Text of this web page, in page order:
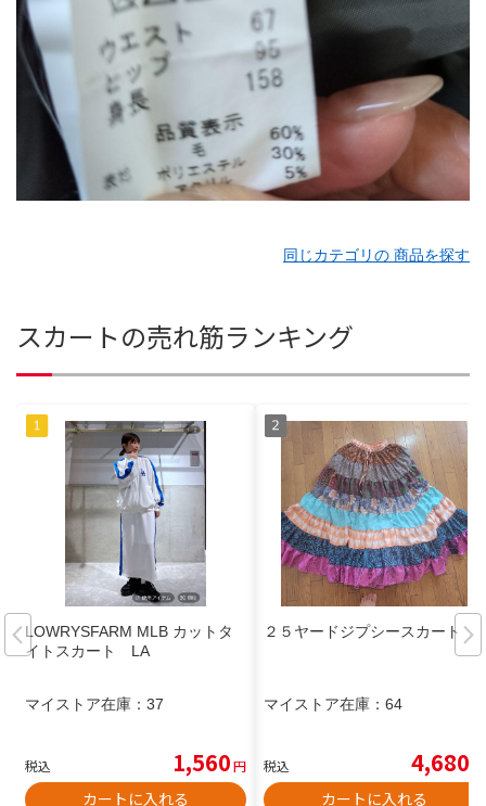
同じカテゴリの 商品を探す
スカートの売れ筋ランキング
LOWRYSFARM MLB カットタ
イトスカート LA
マイストア在庫： 37
税込 1,560円
カートに入れる
２５ヤードジプシースカート
マイストア在庫： 64
税込 4,680
カートに入れる